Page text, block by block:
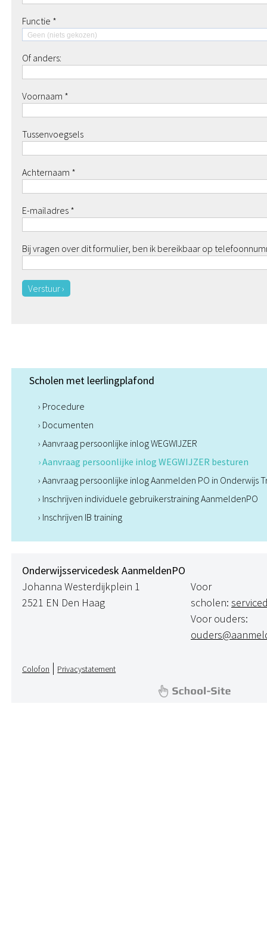
Functie *
Geen (niets gekozen)
Of anders:
Voornaam *
Tussenvoegsels
Achternaam *
E-mailadres *
Bij vragen over dit formulier, ben ik bereikbaar op
Verstuur ›
Scholen met leerlingplafond
› Procedure
› Documenten
› Aanvraag persoonlijke inlog WEGWIJZER
› Aanvraag persoonlijke inlog WEGWIJZER besturen
› Aanvraag persoonlijke inlog Aanmelden PO in Onderwijs
› Inschrijven individuele gebruikerstraining AanmeldenPO
› Inschrijven IB training
Onderwijsservicedesk AanmeldenPO
Johanna Westerdijkplein 1
2521 EN Den Haag
Voor
scholen:
Voor ouders:
Colofon | Privacystatement